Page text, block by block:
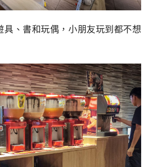
具、書和玩偶，小朋友玩到都不想